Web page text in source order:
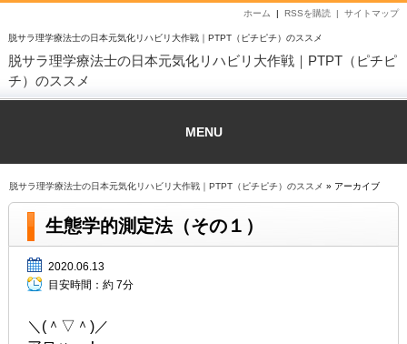
脱サラ理学療法士の日本元気化リハビリ大作戦｜PTPT（ピチピチ）のススメ
サイトマップ
RSSを購読 |
ホーム |
脱サラ理学療法士の日本元気化リハビリ大作戦｜PTPT（ピチピ
チ）のススメ
MENU
脱サラ理学療法士の日本元気化リハビリ大作戦｜PTPT（ピチピチ）のススメ » アーカイブ
生態学的測定法（その１）
2020.06.13
目安時間： 約 7分
＼(＾▽＾)／